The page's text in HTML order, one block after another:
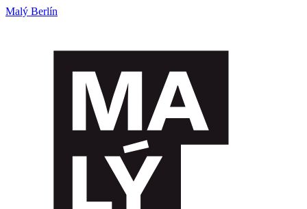
Malý Berlín